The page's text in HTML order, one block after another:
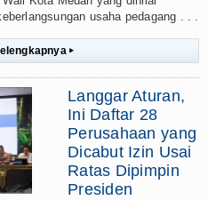
usaha pedagang . . .
▸
Langgar Aturan,
Ini Daftar 28
Perusahaan yang
Dicabut Izin Usai
Ratas Dipimpin
Presiden